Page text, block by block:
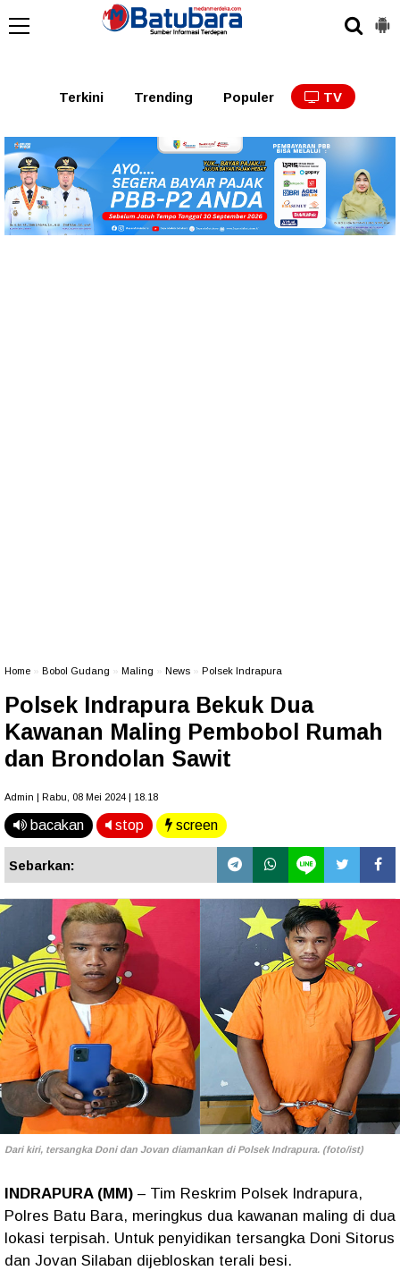
Terkini Trending Populer TV
Home Bobol Gudang Maling News Polsek Indrapura
Polsek Indrapura Bekuk Dua
Kawanan Maling Pembobol Rumah
dan Brondolan Sawit
Admin | Rabu, 08 Mei 2024 | 18.18
bacakan stop screen
Sebarkan:
Dari kiri, tersangka Doni dan Jovan diamankan di Polsek Indrapura. (foto/ist)
INDRAPURA (MM) – Tim Reskrim Polsek Indrapura,
Polres Batu Bara, meringkus dua kawanan maling di dua
lokasi terpisah. Untuk penyidikan tersangka Doni Sitorus
dan Jovan Silaban dijebloskan terali besi.